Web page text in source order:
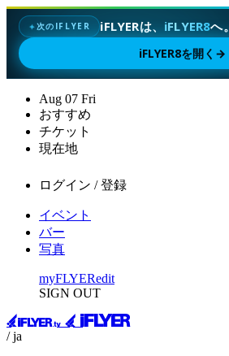
✦次のIFLYER iFLYERは、 iFLYER8へ。
iFLYER8を開く →
Aug 07 Fri
おすすめ
チケット
現在地
ログイン / 登録
イベント
バー
写真
myFLYERedit
SIGN OUT
/ ja